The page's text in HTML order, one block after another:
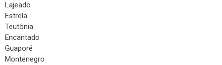
Lajeado
Estrela
Teutônia
Encantado
Guaporé
Montenegro